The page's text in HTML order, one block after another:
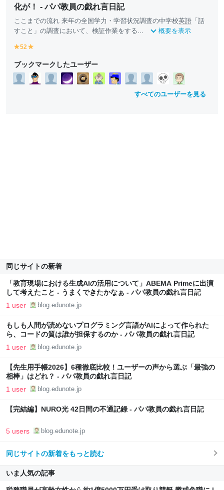
化が！ - パパ教員の戯れ言日記
ここまでの流れ 来年の全国学力・学習状況調査の中学校英語 「話
すこと」の調査において、検証作業をする...
概要を表示
y
ll
o
w
52
ll
o
w
ブックマークしたユーザー
すべてのユーザーを見る
同じサイトの新着
「教育現場における生成AIの活用について」ABEMA Primeに出演
して考えたこと - うまくできたかなぁ - パパ教員の戯れ言日記
1 user blog.edunote.jp
もしも人間が読めないプログラミング言語がAIによって作られた
ら、コードの質は誰が担保するのか - パパ教員の戯れ言日記
1 user blog.edunote.jp
【先生用手帳2026】6種徹底比較！ユーザーの声から選ぶ「最強の
相棒」はどれ？ - パパ教員の戯れ言日記
1 user blog.edunote.jp
【完結編】NURO光 42日間の不通記録 - パパ教員の戯れ言日記
5 users blog.edunote.jp
同じサイトの新着をもっと読む
いま人気の記事